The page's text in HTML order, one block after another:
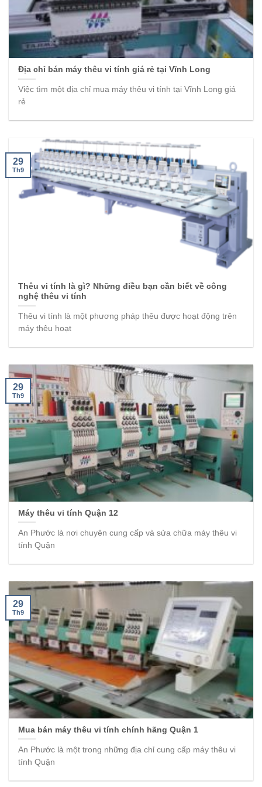
Địa chỉ bán máy thêu vi tính giá rẻ tại Vĩnh Long
Việc tìm một địa chỉ mua máy thêu vi tính tại Vĩnh Long giá
rẻ
Thêu vi tính là gì? Những điều bạn cần biết về công
nghệ thêu vi tính
Thêu vi tính là một phương pháp thêu được hoạt động trên
máy thêu hoạt
29
Th9
Máy thêu vi tính Quận 12
An Phước là nơi chuyên cung cấp và sửa chữa máy thêu vi
tính Quận
29
Th9
Mua bán máy thêu vi tính chính hãng Quận 1
An Phước là một trong những địa chỉ cung cấp máy thêu vi
tính Quận
29
Th9